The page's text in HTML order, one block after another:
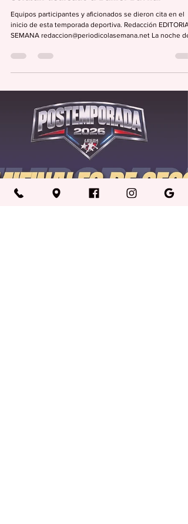
Editorial Semana
Inauguran en Aguas Buenas Torneo de
Softball dedicado a Daniel Dávila.
Equipos participantes y aficionados se dieron cita en el
inicio de esta temporada deportiva. Redacción EDITORIAL
SEMANA redaccion@periodicolasemana.net La noche del
pasado lunes, 11 de mayo, se llevó a cabo en Aguas
la inauguración del Torneo de Softball dedicado al líder
deportivo y comunitario Daniel Dávila, en un ambiente